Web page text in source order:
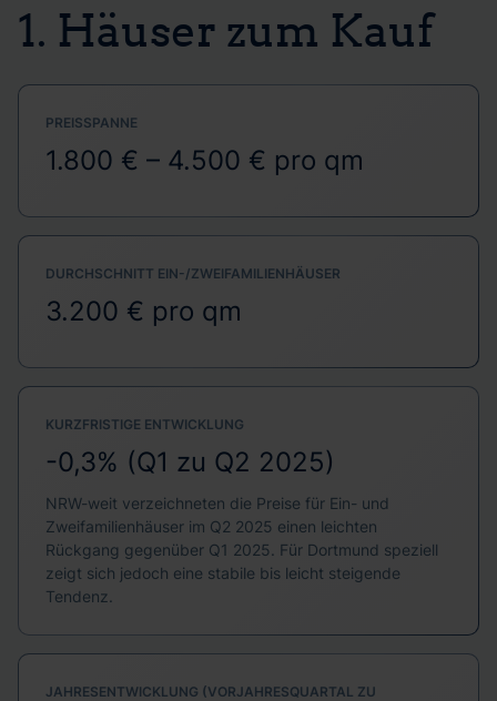
1. Häuser zum Kauf
PREISSPANNE
1.800 € – 4.500 € pro qm
DURCHSCHNITT EIN-/ZWEIFAMILIENHÄUSER
3.200 € pro qm
KURZFRISTIGE ENTWICKLUNG
-0,3% (Q1 zu Q2 2025)
NRW-weit verzeichneten die Preise für Ein- und
Zweifamilienhäuser im Q2 2025 einen leichten
Rückgang gegenüber Q1 2025. Für Dortmund speziell
zeigt sich jedoch eine stabile bis leicht steigende
Tendenz.
JAHRESENTWICKLUNG (VORJAHRESQUARTAL ZU